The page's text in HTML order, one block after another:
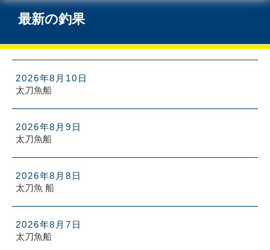
最新の釣果
太刀魚船
2026年8月10日
太刀魚船
2026年8月9日
太刀魚 船
2026年8月8日
太刀魚船
2026年8月7日